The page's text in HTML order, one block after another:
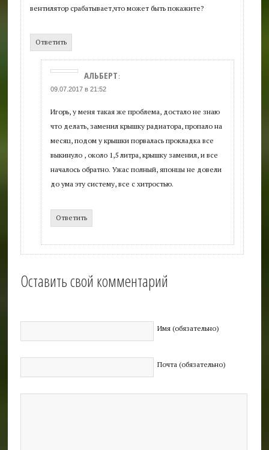
вентилятор срабатывает,что может быть покажите?
Ответить
АЛЬБЕРТ :
09.07.2017 в 21:52
Игорь, у меня такая же проблема, достало не знаю
что делать, заменил крышку радиатора, пропало на
месяц, подом у крышки порвалась прокладка все
выкинуло , около 1,5 литра, крышку заменил, и все
началось обратно. Ужас полный, японцы не довели
до ума эту систему, все с хитростью.
Ответить
Оставить свой комментарий
Имя (обязательно)
Почта (обязательно)